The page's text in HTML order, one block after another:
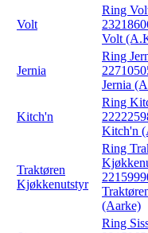
Volt
Ring
Volt
Jernia
Ring
Jernia
Kitch'n
Ring
Kitch'n
Traktøren
Kjøkkenutstyr
Ring
(Aarke)
Ring